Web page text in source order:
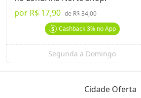
por R$ 17,90 deR$ 34,00
Cashback3%no App
Segunda a Domingo
Cidade Oferta